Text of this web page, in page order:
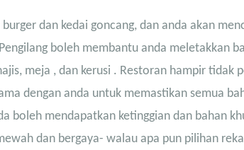
dan kedai goncang, dan anda akan
boleh membantu anda meletakkan
, meja , dan kerusi . Restoran hampir tidak
dengan anda untuk memastikan semua
boleh mendapatkan ketinggian dan bahan
dan bergaya- walau apa pun pilihan